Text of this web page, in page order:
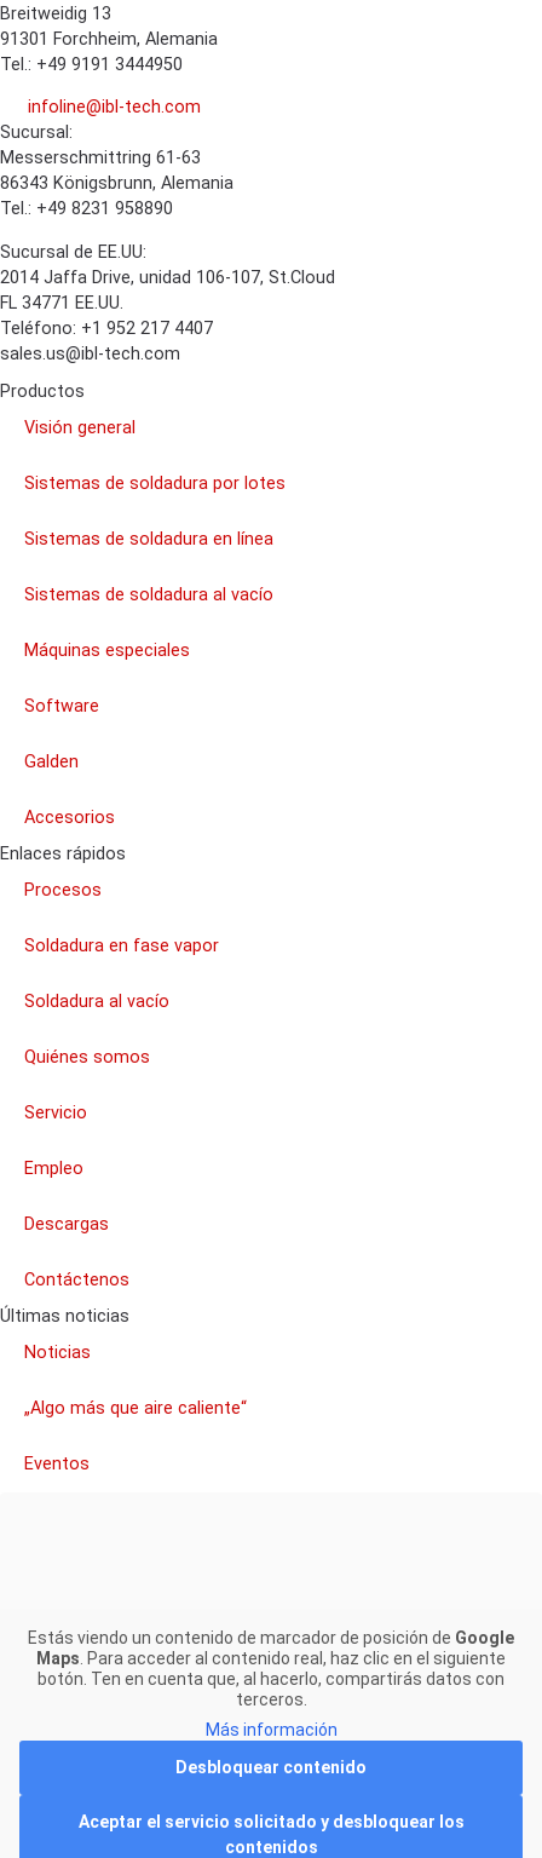
Breitweidig 13
91301 Forchheim, Alemania
Tel.: +49 9191 3444950
infoline@ibl-tech.com
Sucursal:
Messerschmittring 61-63
86343 Königsbrunn, Alemania
Tel.: +49 8231 958890
Sucursal de EE.UU:
2014 Jaffa Drive, unidad 106-107, St.Cloud
FL 34771 EE.UU.
Teléfono: +1 952 217 4407
sales.us@ibl-tech.com
Productos
Visión general
Sistemas de soldadura por lotes
Sistemas de soldadura en línea
Sistemas de soldadura al vacío
Máquinas especiales
Software
Galden
Accesorios
Enlaces rápidos
Procesos
Soldadura en fase vapor
Soldadura al vacío
Quiénes somos
Servicio
Empleo
Descargas
Contáctenos
Últimas noticias
Noticias
„Algo más que aire caliente“
Eventos
Estás viendo un contenido de marcador de posición de Google
Maps . Para acceder al contenido real, haz clic en el siguiente
botón. Ten en cuenta que, al hacerlo, compartirás datos con
terceros.
Más información
Desbloquear contenido
Aceptar el servicio solicitado y desbloquear los
contenidos